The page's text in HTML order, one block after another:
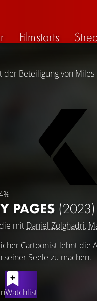
Filmstarts
Beteiligung von Miles
PAGES (2023)
mit Daniel Zolghadri,
Watchlist
Cartoonist lehnt die
seiner Seele zu machen.